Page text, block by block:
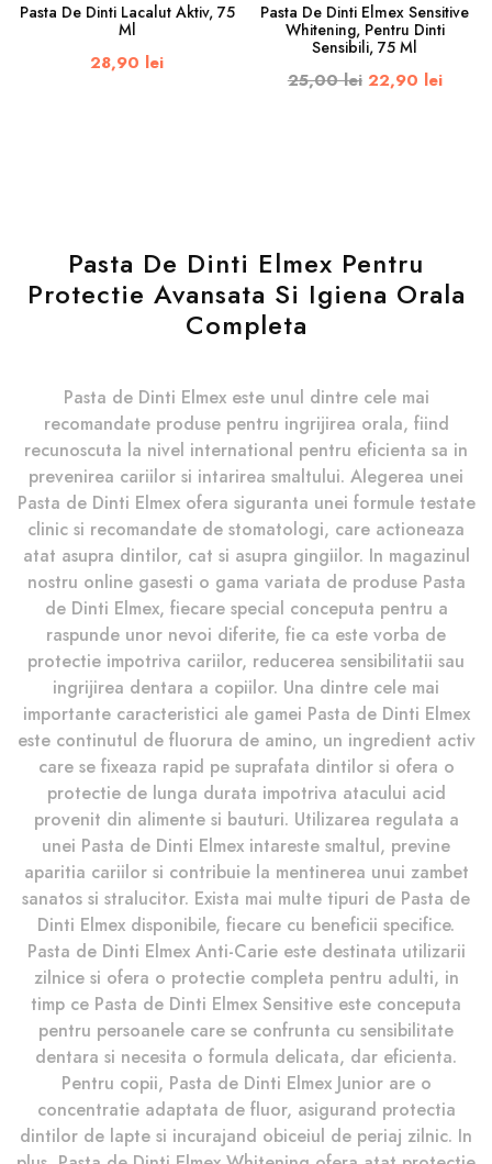
Pasta De Dinti Lacalut Aktiv, 75
Ml
28,90 lei
Pasta De Dinti Elmex Sensitive
Whitening, Pentru Dinti
Sensibili, 75 Ml
25,00 lei 22,90 lei
Pasta De Dinti Elmex Pentru
Protectie Avansata Si Igiena Orala
Completa
Pasta de Dinti Elmex este unul dintre cele mai
recomandate produse pentru ingrijirea orala, fiind
recunoscuta la nivel international pentru eficienta sa in
prevenirea cariilor si intarirea smaltului. Alegerea unei
Pasta de Dinti Elmex ofera siguranta unei formule testate
clinic si recomandate de stomatologi, care actioneaza
atat asupra dintilor, cat si asupra gingiilor. In magazinul
nostru online gasesti o gama variata de produse Pasta
de Dinti Elmex, fiecare special conceputa pentru a
raspunde unor nevoi diferite, fie ca este vorba de
protectie impotriva cariilor, reducerea sensibilitatii sau
ingrijirea dentara a copiilor. Una dintre cele mai
importante caracteristici ale gamei Pasta de Dinti Elmex
este continutul de fluorura de amino, un ingredient activ
care se fixeaza rapid pe suprafata dintilor si ofera o
protectie de lunga durata impotriva atacului acid
provenit din alimente si bauturi. Utilizarea regulata a
unei Pasta de Dinti Elmex intareste smaltul, previne
aparitia cariilor si contribuie la mentinerea unui zambet
sanatos si stralucitor. Exista mai multe tipuri de Pasta de
Dinti Elmex disponibile, fiecare cu beneficii specifice.
Pasta de Dinti Elmex Anti-Carie este destinata utilizarii
zilnice si ofera o protectie completa pentru adulti, in
timp ce Pasta de Dinti Elmex Sensitive este conceputa
pentru persoanele care se confrunta cu sensibilitate
dentara si necesita o formula delicata, dar eficienta.
Pentru copii, Pasta de Dinti Elmex Junior are o
concentratie adaptata de fluor, asigurand protectia
dintilor de lapte si incurajand obiceiul de periaj zilnic. In